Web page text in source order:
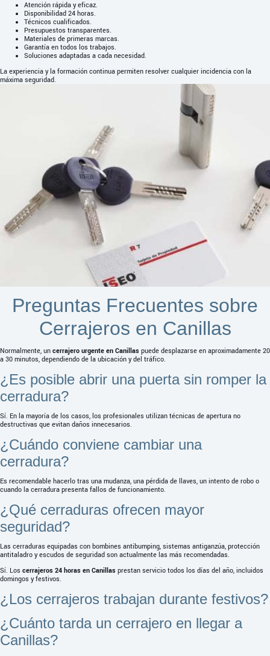
Atención rápida y eficaz.
Disponibilidad 24 horas.
Técnicos cualificados.
Presupuestos transparentes.
Materiales de primeras marcas.
Garantía en todos los trabajos.
Soluciones adaptadas a cada necesidad.
La experiencia y la formación continua permiten resolver cualquier incidencia con la
máxima seguridad.
Preguntas Frecuentes sobre
Cerrajeros en Canillas
Normalmente, un cerrajero urgente en Canillas puede desplazarse en aproximadamente 20
a 30 minutos, dependiendo de la ubicación y del tráfico.
¿Es posible abrir una puerta sin romper la
cerradura?
Sí. En la mayoría de los casos, los profesionales utilizan técnicas de apertura no
destructivas que evitan daños innecesarios.
¿Cuándo conviene cambiar una
cerradura?
Es recomendable hacerlo tras una mudanza, una pérdida de llaves, un intento de robo o
cuando la cerradura presenta fallos de funcionamiento.
¿Qué cerraduras ofrecen mayor
seguridad?
Las cerraduras equipadas con bombines antibumping, sistemas antiganzúa, protección
antitaladro y escudos de seguridad son actualmente las más recomendadas.
Sí. Los cerrajeros 24 horas en Canillas prestan servicio todos los días del año, incluidos
domingos y festivos.
¿Los cerrajeros trabajan durante festivos?
¿Cuánto tarda un cerrajero en llegar a
Canillas?